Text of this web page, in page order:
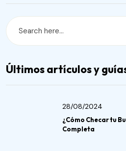
Últimos artículos y
28/08/2024
¿Cómo Checar tu
Completa